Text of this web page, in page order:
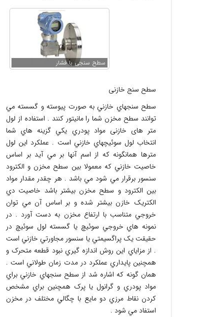
سطح سنجی با فشار
سطح سنج خازنی
سطح سنجهاي خازني به صورت پيوسته و گسسته مي
توانند سطح مخزن شما را مانيتور کنند . استفاده از لول
متر های خازنی مواد پودري يکي گزينه هاي شما
انتخاب لول سوئيچهاي خازني است . عملکرد اين لول
مترها همانگونه که از اسم آنها بر مي آيد بر اساس
خاصيت خازني که معمولا بين سطح مخزن و الکترود
سنسور برقرار مي شود مي باشد . هر چقدر مقدار مواد
بين الکترود و سطح مخزن بيشتر باشد خاصيت دي
الکتريک خازن بيشتر شده و بر اساس آن مي توان
خروجي متناسب با ارتفاع مخزن به دست آورد . در
نمونه هاي خروجي سوئيچ يا گسسته لول سوئيچ در
حقيقت يک پراگسيمتي يا سنسور مجاورتي خازني است
. از مزاياي اين روش اندازه گيري نبود قطعه متحرک و
همچنين پايداري عملکرد در مدت زمان طولاني است .
همان گونه که اشاره شد از سطح سنجهاي خازني براي
مواد پودري و گرانول يا پرک همچنين براي مشخص
کردن نقاط مرزي دو مايع با چگالي مختلف در مخزن
استفاد مي شود .